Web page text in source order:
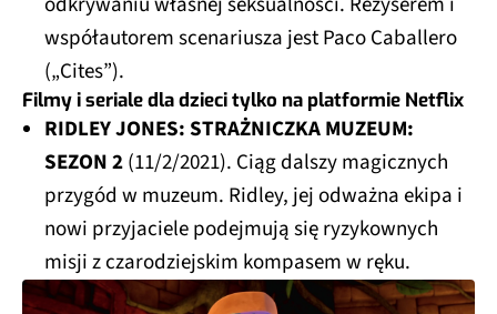
współautorem scenariusza jest Paco Caballero
(„Cites”).
Filmy i seriale dla dzieci tylko na platformie Netflix
RIDLEY JONES: STRAŻNICZKA MUZEUM:
SEZON 2(11/2/2021). Ciąg dalszy magicznych
przygód w muzeum. Ridley, jej odważna ekipa i
nowi przyjaciele podejmują się ryzykownych
misji z czarodziejskim kompasem w ręku.